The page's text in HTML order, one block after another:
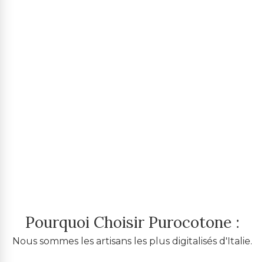
Pourquoi Choisir Purocotone :
Nous sommes les artisans les plus digitalisés d'Italie.